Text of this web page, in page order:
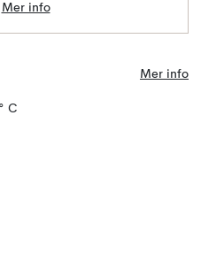
Mer info
Mer info
C